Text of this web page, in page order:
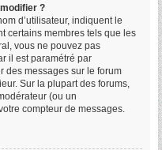
?
d’utilisateur, indiquent le
certains membres tels que les
vous ne pouvez pas
il est paramétré par
des messages sur le forum
Sur la plupart des forums,
(ou un
compteur de messages.